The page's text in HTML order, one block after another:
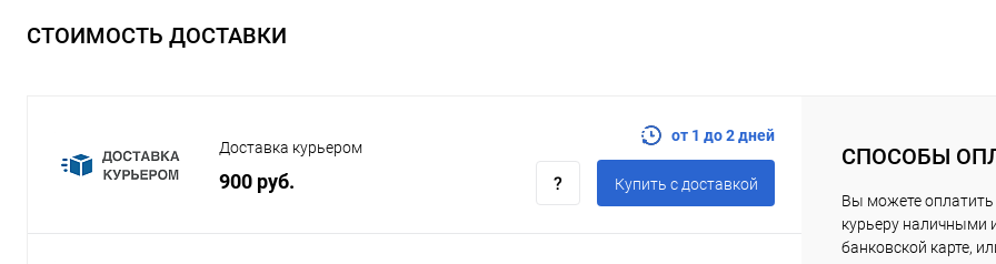
СТОИМОСТЬ ДОСТАВКИ
Доставка курьером
900 руб.
от 1 до 2 дней
Купить c доставкой
СПОСОБЫ
Вы можете оплатить
курьеру наличными
банковской карте,